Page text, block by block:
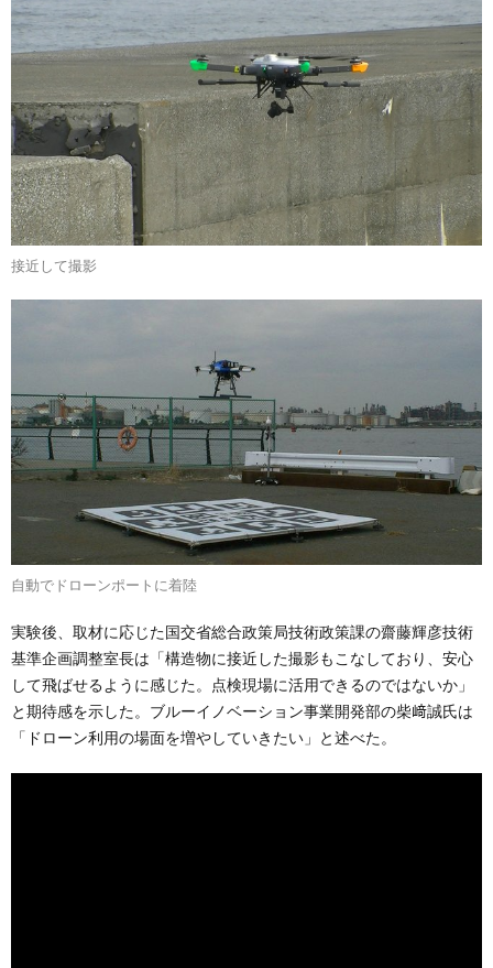
接近して撮影
自動でドローンポートに着陸
実験後、取材に応じた国交省総合政策局技術政策課の齋藤輝彦技術
基準企画調整室長は「構造物に接近した撮影もこなしており、安心
して飛ばせるように感じた。点検現場に活用できるのではないか」
と期待感を示した。ブルーイノベーション事業開発部の柴﨑誠氏は
「ドローン利用の場面を増やしていきたい」と述べた。